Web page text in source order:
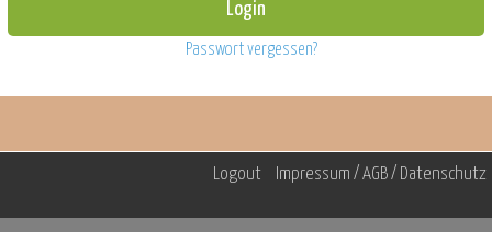
Passwort vergessen?
Logout Impressum / AGB / Datenschutz